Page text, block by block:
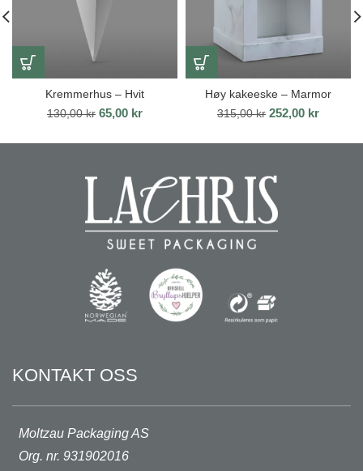
Kremmerhus – Hvit
130,00kr Opprinnelig
var:
65,00 krNåværende
er:
Høy kakeeske – Marmor
315,00kr Opprinnelig
var:
252,00 kr
er:
KONTAKT OSS
Moltzau Packaging AS
Org. nr. 931902016